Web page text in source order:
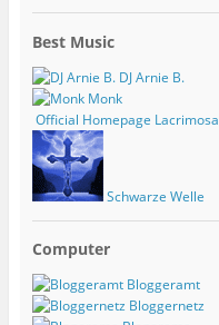
Best Music
DJ Arnie B.
Monk
Official Homepage Lacrimosa
Schwarze Welle
Computer
Bloggeramt
Bloggernetz